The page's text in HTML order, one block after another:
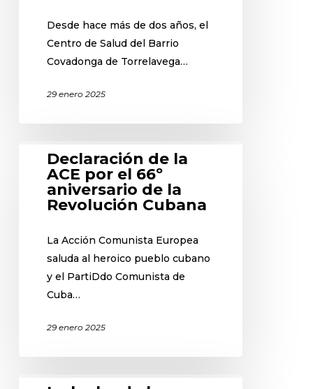
Desde hace más de dos años, el
Centro de Salud del Barrio
Covadonga de Torrelavega…
29 enero 2025
Declaración de la
ACE por el 66º
aniversario de la
Revolución Cubana
La Acción Comunista Europea
saluda al heroico pueblo cubano
y el PartiDdo Comunista de
Cuba…
29 enero 2025